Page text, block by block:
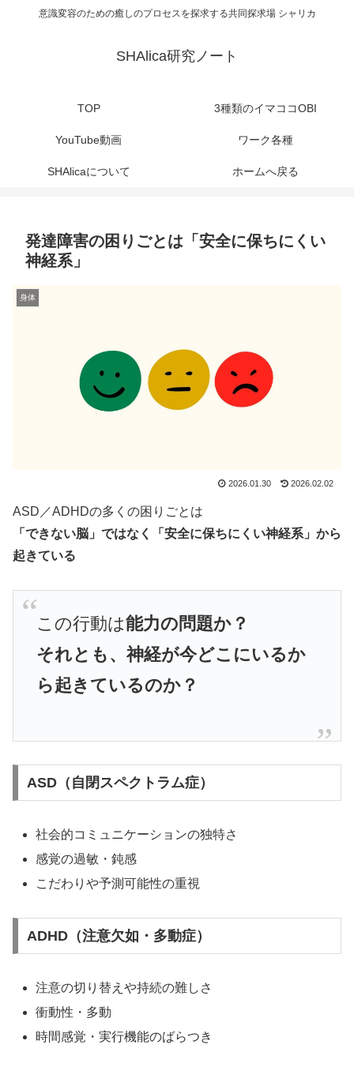
意識変容のための癒しのプロセスを探求する共同探求場 シャリカ
SHAlica研究ノート
TOP 3種類のイマココOBI
YouTube動画 ワーク各種
SHAlicaについて ホームへ戻る
発達障害の困りごとは「安全に保ちにくい
神経系」
身体
2026.01.30 2026.02.02
ASD／ADHDの多くの困りごとは
「できない脳」ではなく「安全に保ちにくい神経系」から
起きている
この行動は能力の問題か？
それとも、神経が今どこにいるか
ら起きているのか？
ASD（自閉スペクトラム症）
社会的コミュニケーションの独特さ
感覚の過敏・鈍感
こだわりや予測可能性の重視
ADHD（注意欠如・多動症）
注意の切り替えや持続の難しさ
衝動性・多動
時間感覚・実行機能のばらつき